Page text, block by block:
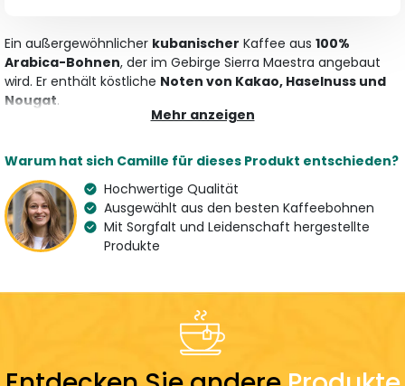
Ein außergewöhnlicher kubanischer Kaffee aus 100%
Arabica-Bohnen, der im Gebirge Sierra Maestra angebaut
wird. Er enthält köstliche Noten von Kakao, Haselnuss und
Nougat.
Art
Specialty Coffee
Kaffeepulver
Aroma
Kakao, Haselnuss und
Nougat
Variation
100 % Arabica
Herkunft
France
Dosierung
Mehr anzeigen
Warum hat sich Camille für dieses Produkt entschieden?
Hochwertige Qualität
Ausgewählt aus den besten Kaffeebohnen
Mit Sorgfalt und Leidenschaft hergestellte
Produkte